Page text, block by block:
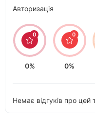
Авторизація
0
0%
0
0%
Немає відгуків про цей